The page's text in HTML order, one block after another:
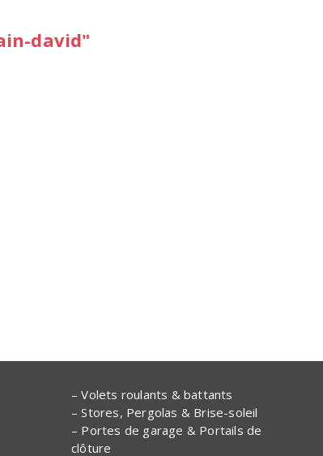
david"
– Volets roulants & battants
– Stores, Pergolas & Brise-soleil
– Portes de garage & Portails de
clôture